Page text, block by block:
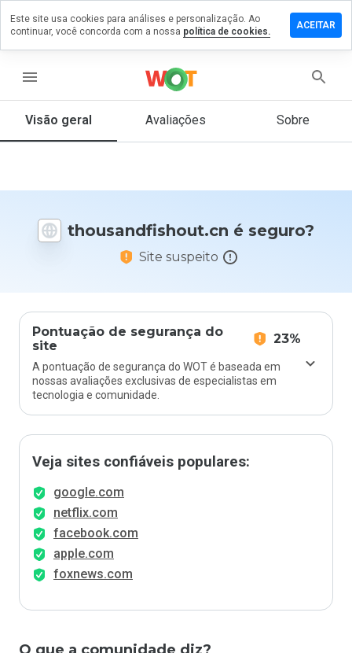
menu
Visão geral Avaliações Sobre
thousandfishout.cn é seguro?
Site suspeito
Pontuação de segurança do
site
23%
A pontuação de segurança do WOT é baseada em
nossas avaliações exclusivas de especialistas em
tecnologia e comunidade.
Veja sites confiáveis populares:
google.com
netflix.com
facebook.com
apple.com
foxnews.com
em
De 1
nota
daria
Este site usa cookies para análises e personalização. Ao
continuar, você concorda com a nossa política de cookies.
ACEITAR